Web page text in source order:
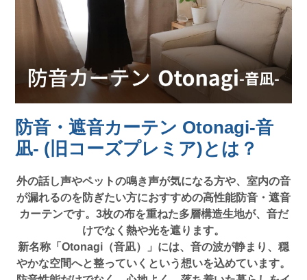
防音・遮音カーテン Otonagi-音
凪- (旧コーズプレミア)とは？
外の話し声やペットの鳴き声が気になる方や、室内の音
が漏れるのを防ぎたい方におすすめの高性能防音・遮音
カーテンです。3枚の布を重ねた多層構造生地が、音だ
けでなく熱や光を遮ります。
新名称「Otonagi（音凪）」には、音の波が静まり、穏
やかな空間へと整っていくという想いを込めています。